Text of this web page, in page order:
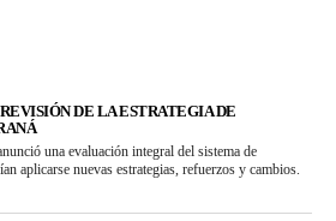
DE LA ESTRATEGIA DE
una evaluación integral del sistema de
aplicarse nuevas estrategias, refuerzos y cambios.